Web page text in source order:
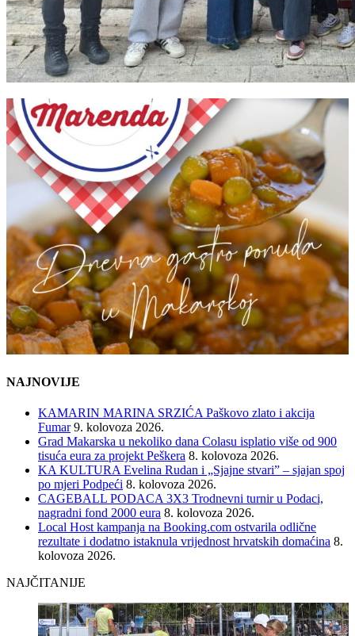
NAJNOVIJE
KAMARIN MARINA SRZIĆA Paškovo zlato i akcija
Fumar 9. kolovoza 2026.
Grad Makarska u nekoliko dana Colasu isplatio više od 900
tisuća eura za projekt Peškera 8. kolovoza 2026.
KA KULTURA Evelina Rudan i „Sjajne stvari” – sjajan spoj
po mjeri Podpeći 8. kolovoza 2026.
CAGEBALL PODACA 3X3 Trodnevni turnir u Podaci,
nagradni fond 2000 eura 8. kolovoza 2026.
Local Host kampanja na Booking.com ostvarila odlične
rezultate i dodatno istaknula vrijednost hrvatskih domaćina 8.
kolovoza 2026.
NAJČITANIJE